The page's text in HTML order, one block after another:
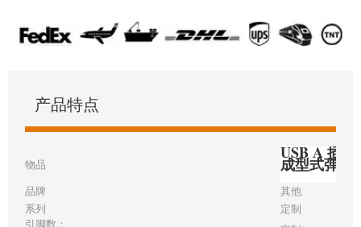
产品特点
物品
USB A 插
成型式弹簧
品牌
其他
系列
定制
引脚数：